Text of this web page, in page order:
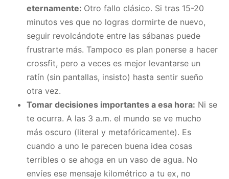
eternamente: Otro fallo clásico. Si tras 15-20
minutos ves que no logras dormirte de nuevo,
seguir revolcándote entre las sábanas puede
frustrarte más. Tampoco es plan ponerse a hacer
crossfit, pero a veces es mejor levantarse un
ratín (sin pantallas, insisto) hasta sentir sueño
otra vez.
Tomar decisiones importantes a esa hora: Ni se
te ocurra. A las 3 a.m. el mundo se ve mucho
más oscuro (literal y metafóricamente). Es
cuando a uno le parecen buena idea cosas
terribles o se ahoga en un vaso de agua. No
envíes ese mensaje kilométrico a tu ex, no